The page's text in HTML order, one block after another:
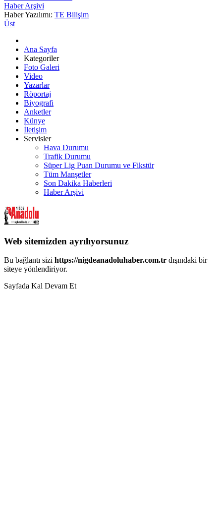
Haber Arşivi
Haber Yazılımı: TE Bilişim
Üst
Ana Sayfa
Kategoriler
Foto Galeri
Video
Yazarlar
Röportaj
Biyografi
Anketler
Künye
İletişim
Servisler
Hava Durumu
Trafik Durumu
Süper Lig Puan Durumu ve Fikstür
Tüm Manşetler
Son Dakika Haberleri
Haber Arşivi
Web sitemizden ayrılıyorsunuz
Bu bağlantı sizi https://nigdeanadoluhaber.com.tr dışındaki bir
siteye yönlendiriyor.
Sayfada Kal Devam Et